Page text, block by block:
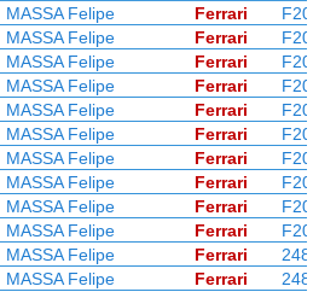
MASSA Felipe Ferrari
MASSA Felipe Ferrari
MASSA Felipe Ferrari
MASSA Felipe Ferrari
MASSA Felipe Ferrari
MASSA Felipe Ferrari
MASSA Felipe Ferrari
MASSA Felipe Ferrari
MASSA Felipe Ferrari
MASSA Felipe Ferrari
MASSA Felipe Ferrari
MASSA Felipe Ferrari